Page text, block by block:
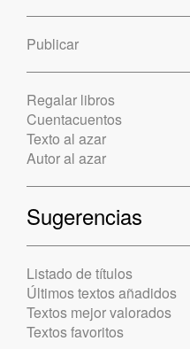
Publicar
Regalar libros
Cuentacuentos
Texto al azar
Autor al azar
Sugerencias
Listado de títulos
Últimos textos añadidos
Textos mejor valorados
Textos favoritos